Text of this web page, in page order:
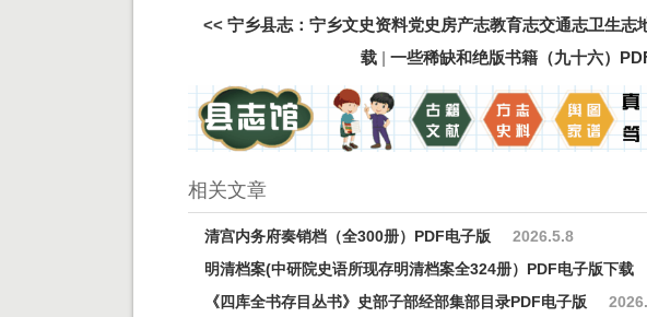
<< 宁乡县志：宁乡文史资料党史房产志教育志交通志卫生志
载 | 一些稀缺和绝版书籍（九十六）
相关文章
清宫内务府奏销档（全300册）PDF电子版
2026.5.8
明清档案(中研院史语所现存明清档案全324册）PDF电子版下载
《四库全书存目丛书》史部子部经部集部目录PDF电子版